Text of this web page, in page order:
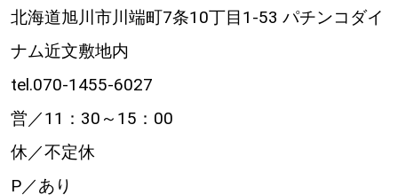
北海道旭川市川端町7条10丁目1-53 パチンコダイ
ナム近文敷地内
tel.070-1455-6027
営／11：30～15：00
休／不定休
P／あり